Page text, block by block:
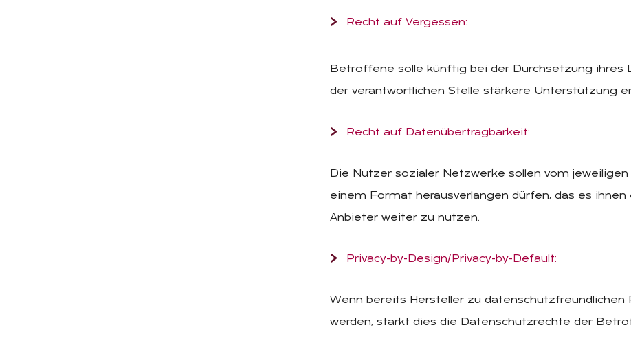
Recht auf Vergessen:
Betroffene solle künftig bei der Durchsetzung ihres
der verantwortlichen Stelle stärkere Unterstützung
Recht auf Datenübertragbarkeit:
Die Nutzer sozialer Netzwerke sollen vom
einem Format herausverlangen dürfen, das es
Anbieter weiter zu nutzen.
Privacy-by-Design/Privacy-by-Default:
Wenn bereits Hersteller zu
werden, stärkt dies die Datenschutzrechte der